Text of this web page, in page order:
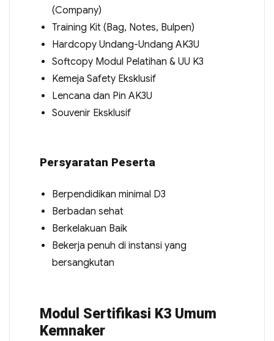
(Company)
Training Kit (Bag, Notes, Bulpen)
Hardcopy Undang-Undang AK3U
Softcopy Modul Pelatihan & UU K3
Kemeja Safety Eksklusif
Lencana dan Pin AK3U
Souvenir Eksklusif
Persyaratan Peserta
Berpendidikan minimal D3
Berbadan sehat
Berkelakuan Baik
Bekerja penuh di instansi yang
bersangkutan
Modul Sertifikasi K3 Umum
Kemnaker